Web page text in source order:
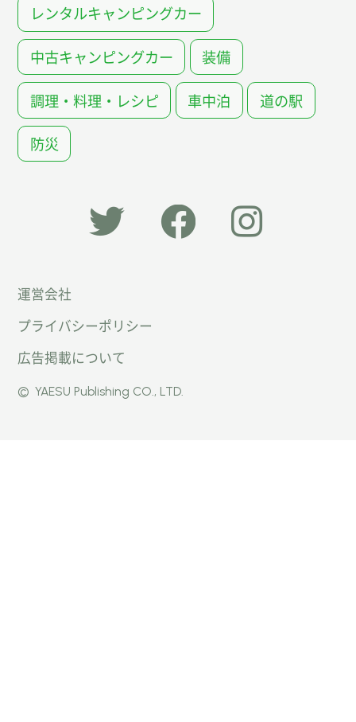
レンタルキャンピングカー
中古キャンピングカー 装備
調理・料理・レシピ 車中泊 道の駅
防災
ン
パー」
公式 Faceb
運営会社
プライバシーポリシー
広告掲載について
© YAESU Publishing CO., LTD.